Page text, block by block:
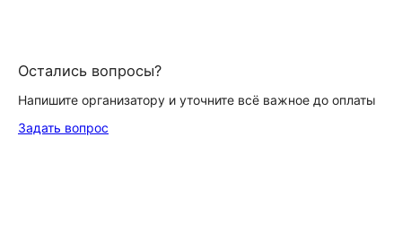
Остались вопросы?
Напишите организатору и уточните всё важное до оплаты
Задать вопрос